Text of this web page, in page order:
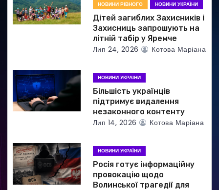
с
і
НОВИНИ РІВНОГО
НОВИНИ УКРАЇНИ
Дітей загиблих Захисників і
Захисниць запрошують на
літній табір у Яремче
Лип 24, 2026 Котова Маріана
НОВИНИ УКРАЇНИ
Більшість українців
підтримує видалення
незаконного контенту
Лип 14, 2026 Котова Маріана
НОВИНИ УКРАЇНИ
Росія готує інформаційну
провокацію щодо
Волинської трагедії для